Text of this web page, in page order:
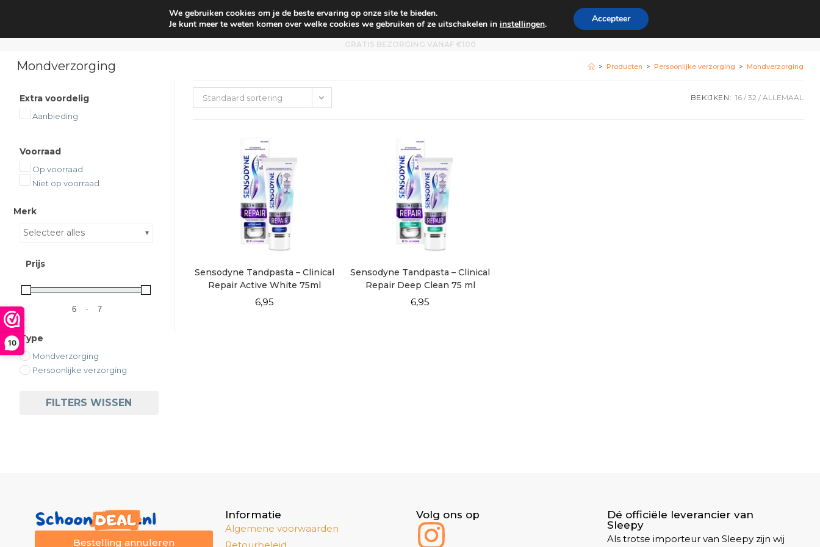
10
Huishouden Interieur parfum Babyverzorging Persoonlijke verzorging Zakelijk 0
GRATIS BEZORGING VANAF €100
Mondverzorging > Producten > Persoonlijke verzorging > Mondverzorging
Standaard sortering BEKIJKEN: 16 32 ALLEMAAL
Sensodyne Tandpasta – Clinical
Repair Active White 75ml
6,95
Sensodyne Tandpasta – Clinical
Repair Deep Clean 75 ml
6,95
Extra voordelig
Aanbieding
Voorraad
Op voorraad
Niet op voorraad
Merk
Selecteer alles
Prijs
-
Type
Mondverzorging
Persoonlijke verzorging
FILTERS WISSEN
Bestelling annuleren
Informatie
Algemene voorwaarden
Volg ons op
Dé officiële leverancier van
Sleepy
Als trotse importeur van Sleepy zijn wij
We gebruiken cookies om je de beste ervaring op onze site te bieden.
Je kunt meer te weten komen over welke cookies we gebruiken of ze uitschakelen in instellingen. Accepteer